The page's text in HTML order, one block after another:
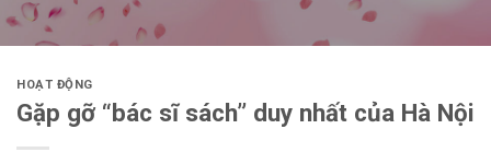
HOẠT ĐỘNG
Gặp gỡ “bác sĩ sách” duy nhất của Hà Nội